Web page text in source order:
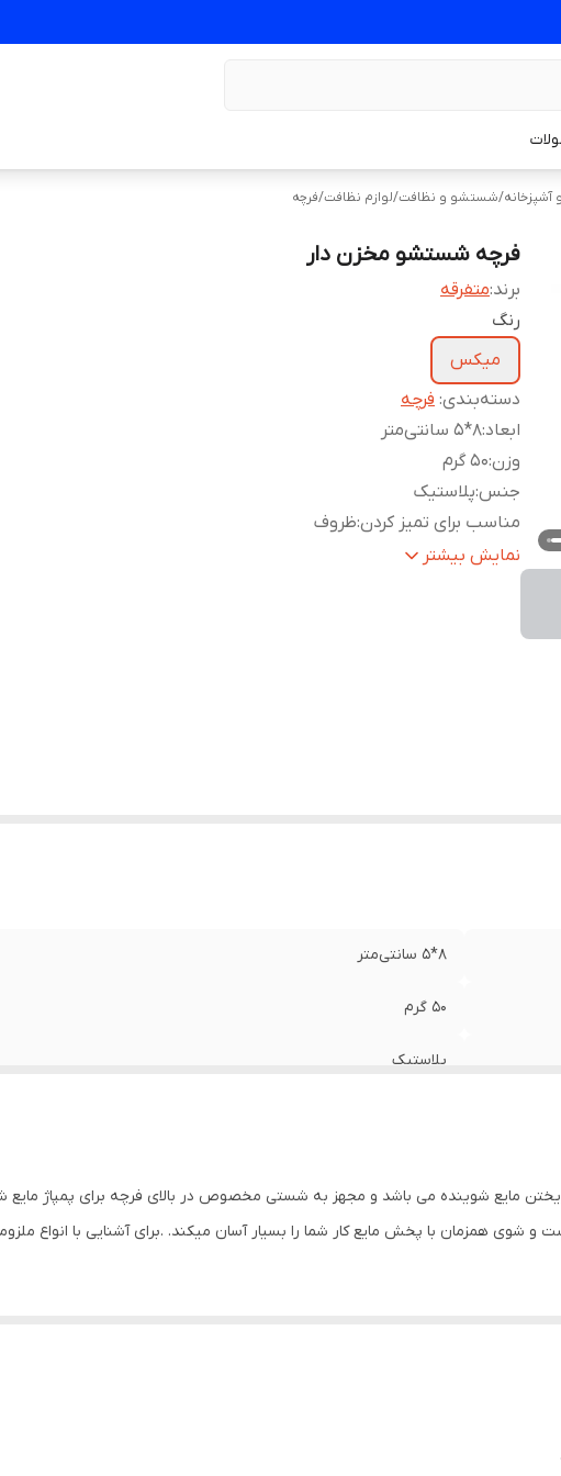
آشپزخانه/شستشو و نظافت/لوازم نظافت/فرچه
فرچه شستشو مخزن دار
برند:متفرقه
رنگ
میکس
دسته‌بندی: فرچه
ابعاد:8*5 سانتی‌متر
وزن:50 گرم
جنس:پلاستیک
مناسب برای تمیز کردن:ظروف
سایر
دارای برس نایلونی دارای درب جدا شونده دارای دکمه برای خروجنمایش بیشتر
8*5 سانتی‌متر
50 گرم
پلاستیک
شوینده مناسب برای شستشوی ظروف ، گاز ، شیر آلات مناسب
مایع شوینده می باشد و مجهز به شستی مخصوص در بالای فرچه برای پمپاژ
همزمان با پخش مایع کار شما را بسیار آسان میکند. .برای آشنایی با انواع